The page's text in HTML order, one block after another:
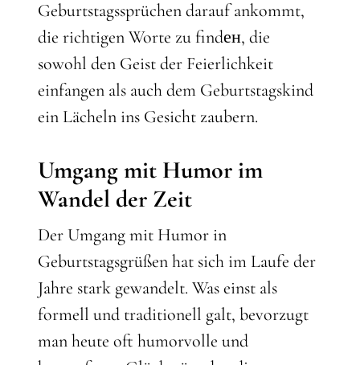
Geburtstagssprüchen darauf ankommt,
die richtigen Worte zu findен, die
sowohl den Geist der Feierlichkeit
einfangen als auch dem Geburtstagskind
ein Lächeln ins Gesicht zaubern.
Umgang mit Humor im
Wandel der Zeit
Der Umgang mit Humor in
Geburtstagsgrüßen hat sich im Laufe der
Jahre stark gewandelt. Was einst als
formell und traditionell galt, bevorzugt
man heute oft humorvolle und